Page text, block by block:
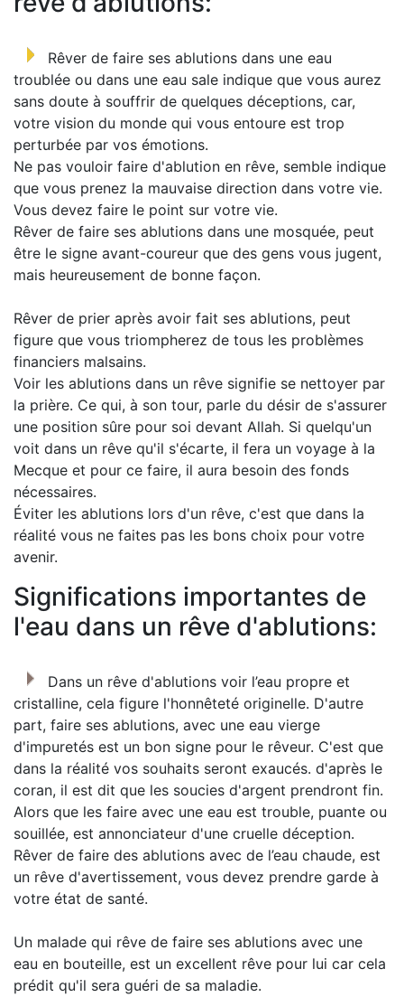
Rêver de faire ses ablutions dans une eau
troublée ou dans une eau sale indique que vous aurez
sans doute à souffrir de quelques déceptions, car,
votre vision du monde qui vous entoure est trop
perturbée par vos émotions.
Ne pas vouloir faire d'ablution en rêve, semble indique
que vous prenez la mauvaise direction dans votre vie.
Vous devez faire le point sur votre vie.
Rêver de faire ses ablutions dans une mosquée, peut
être le signe avant-coureur que des gens vous jugent,
mais heureusement de bonne façon.
Rêver de prier après avoir fait ses ablutions, peut
figure que vous triompherez de tous les problèmes
financiers malsains.
Voir les ablutions dans un rêve signifie se nettoyer par
la prière. Ce qui, à son tour, parle du désir de s'assurer
une position sûre pour soi devant Allah. Si quelqu'un
voit dans un rêve qu'il s'écarte, il fera un voyage à la
Mecque et pour ce faire, il aura besoin des fonds
nécessaires.
Éviter les ablutions lors d'un rêve, c'est que dans la
réalité vous ne faites pas les bons choix pour votre
avenir.
Significations importantes de
l'eau dans un rêve d'ablutions:
Dans un rêve d'ablutions voir l’eau propre et
cristalline, cela figure l'honnêteté originelle. D'autre
part, faire ses ablutions, avec une eau vierge
d'impuretés est un bon signe pour le rêveur. C'est que
dans la réalité vos souhaits seront exaucés. d'après le
coran, il est dit que les soucies d'argent prendront fin.
Alors que les faire avec une eau est trouble, puante ou
souillée, est annonciateur d'une cruelle déception.
Rêver de faire des ablutions avec de l’eau chaude, est
un rêve d'avertissement, vous devez prendre garde à
votre état de santé.
Un malade qui rêve de faire ses ablutions avec une
eau en bouteille, est un excellent rêve pour lui car cela
prédit qu'il sera guéri de sa maladie.